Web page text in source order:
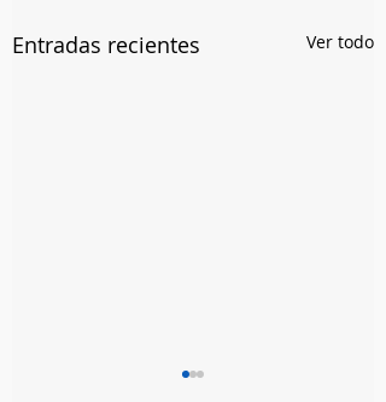
Entradas recientes Ver todo